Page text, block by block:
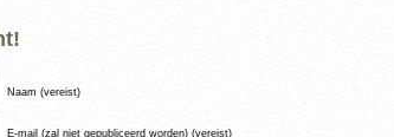
Naam (vereist)
E-mail (zal niet gepubliceerd worden) (vereist)